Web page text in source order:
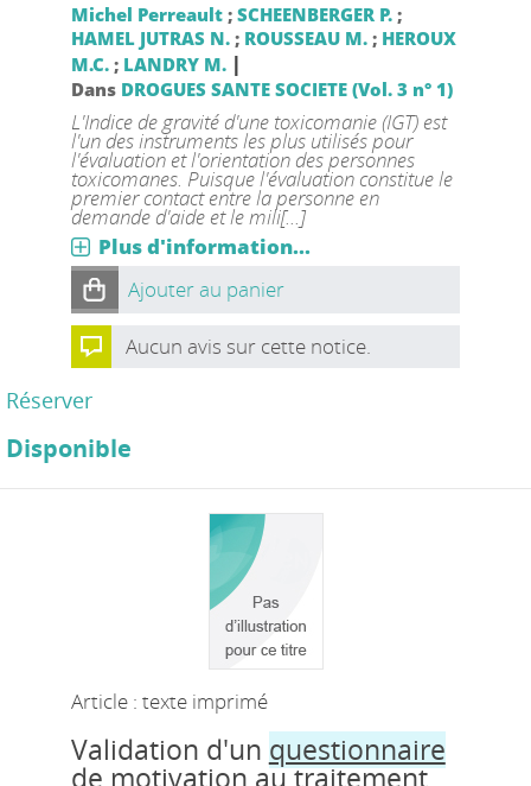
Michel Perreault; SCHEENBERGER P.;
HAMEL JUTRAS N.; ROUSSEAU M.; HEROUX
M.C.; LANDRY M. |
Dans DROGUES SANTE SOCIETE (Vol. 3 n° 1)
L'Indice de gravité d'une toxicomanie (IGT) est
l'un des instruments les plus utilisés pour
l'évaluation et l'orientation des personnes
toxicomanes. Puisque l'évaluation constitue le
premier contact entre la personne en
demande d'aide et le mili[...]
Plus d'information...
Ajouter au panier
Aucun avis sur cette notice.
Réserver
Disponible
Article : texte imprimé
Validation d'un questionnaire
de motivation au traitement